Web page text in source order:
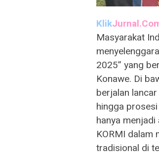
Klik
Masyarakat
2025” yang
Konawe. Di
berjalan
hingga
hanya
KORMI dalam
tradisional di